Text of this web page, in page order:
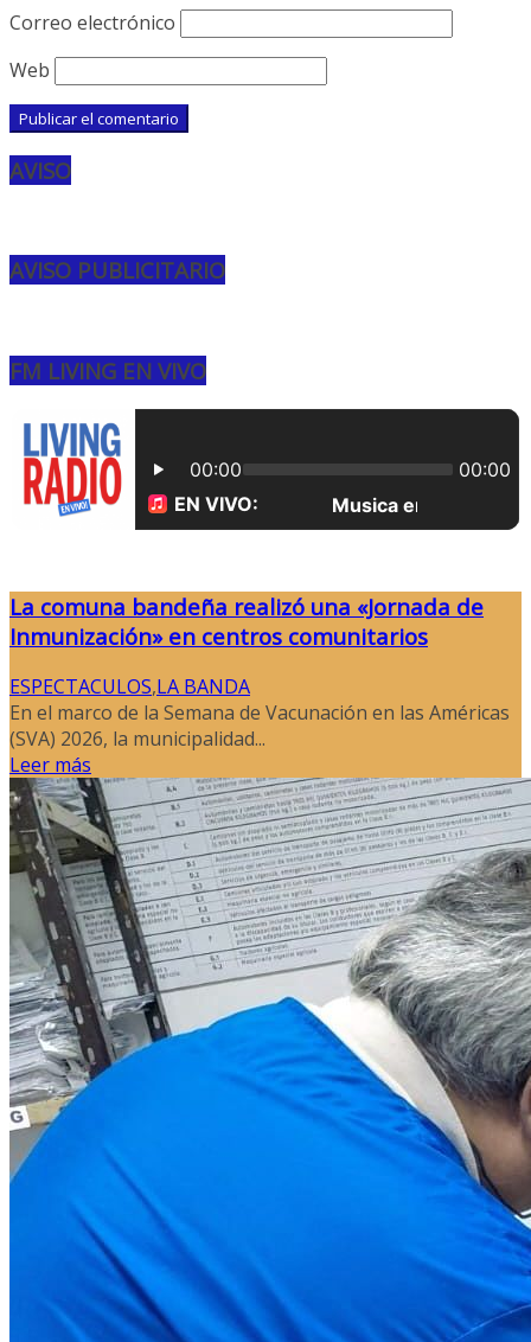
Correo electrónico
Web
AVISO
AVISO PUBLICITARIO
FM LIVING EN VIVO
La comuna bandeña realizó una «Jornada de
Inmunización» en centros comunitarios
ESPECTACULOS,LA BANDA
En el marco de la Semana de Vacunación en las Américas
(SVA) 2026, la municipalidad...
Leer más